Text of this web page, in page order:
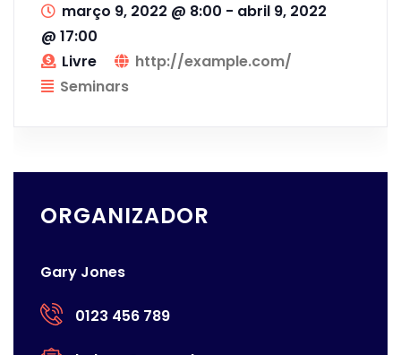
março 9, 2022 @ 8:00 - abril 9, 2022
@ 17:00
Livre
http://example.com/
Seminars
ORGANIZADOR
Gary Jones
0123 456 789